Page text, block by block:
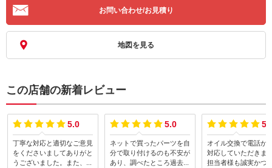
お問い合わせ/お見積り
地図を見る
この店舗の新着レビュー
5.0
丁寧な対応と適切なご意見
をくださいましてありがと
うございました。また、修
5.0
ネットで買ったパーツを自
分で取り付けるのも不安が
あり、調べたところ過去に
オイル交換で電話か
対応していただきま
担当者様も誠実かつ